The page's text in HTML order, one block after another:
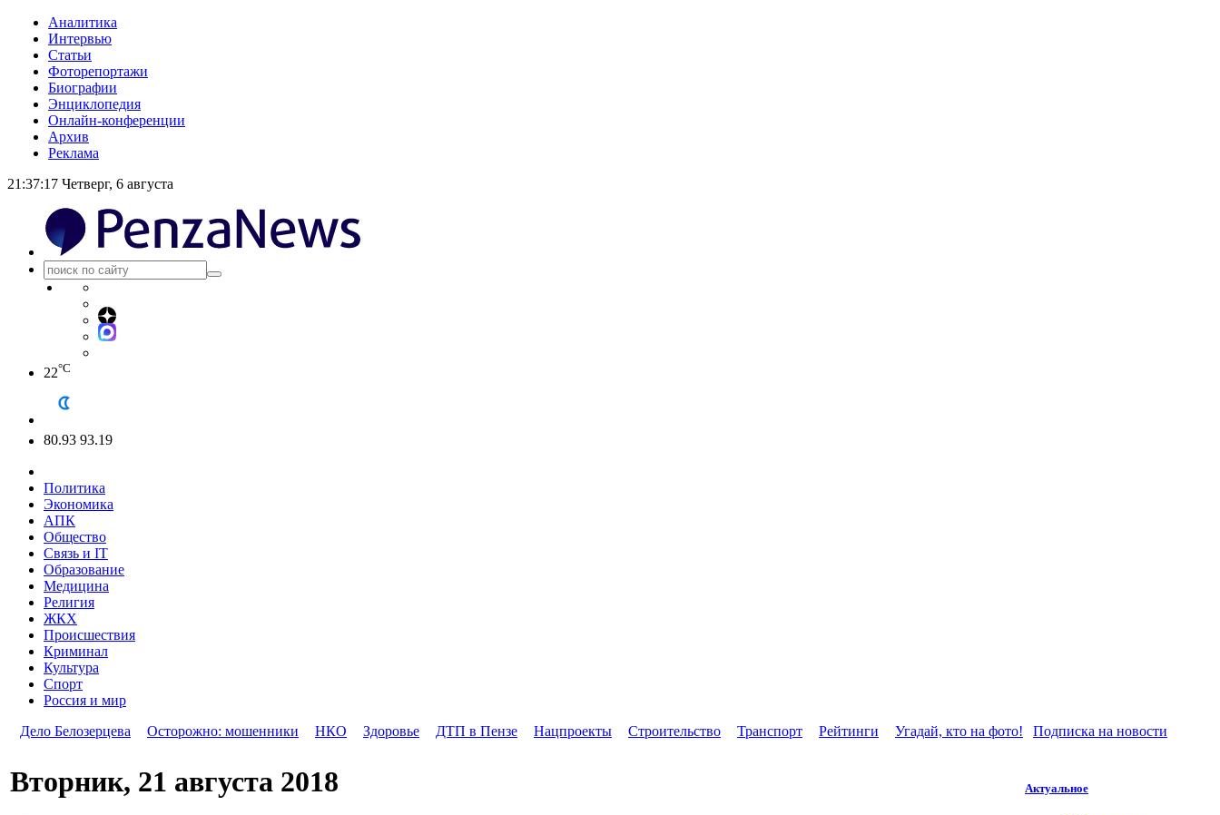
Аналитика
Интервью
Статьи
Фоторепортажи
Биографии
Энциклопедия
Онлайн-конференции
Архив
Реклама
21:37:18 Четверг, 6 августа
22°C
80.93 93.19
Политика
Экономика
АПК
Общество
Связь и IT
Образование
Медицина
Религия
ЖКХ
Происшествия
Криминал
Культура
Спорт
Россия и мир
Дело Белозерцева
Осторожно: мошенники НКО Здоровье ДТП в Пензе Нацпроекты Строительство Транспорт Рейтинги Угадай, кто на фото! Подписка на новости
Вторник, 21 августа 2018 Актуальное